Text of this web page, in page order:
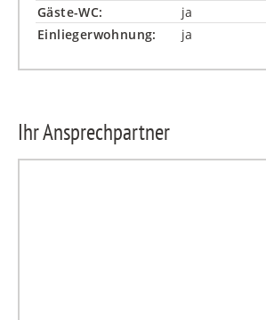
Gäste-WC:
ja
Einliegerwohnung:
ja
Ihr Ansprechpartner